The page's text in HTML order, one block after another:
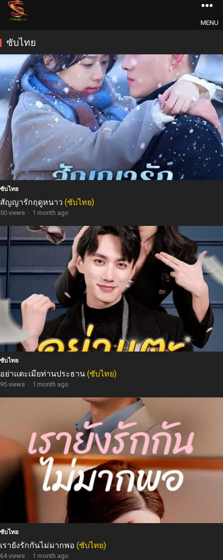
MENU
ซับไทย
ซับไทย
สัญญารักฤดูหนาว (ซับไทย)
50 views · 1 month ago
ซับไทย
อย่าแตะเมียท่านประธาน (ซับไทย)
95 views · 1 month ago
ซับไทย
เรายังรักกันไม่มากพอ (ซับไทย)
64 views · 1 month ago